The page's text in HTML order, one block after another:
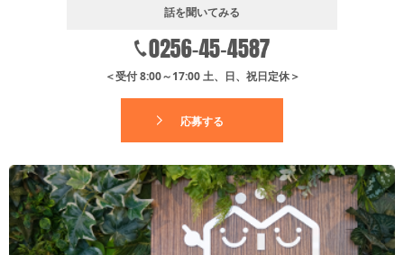
話を聞いてみる
＜受付 8:00～17:00 土、日、祝日定休＞
応募する